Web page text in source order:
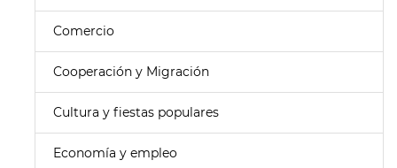
Comercio
Cooperación y Migración
Cultura y fiestas populares
Economía y empleo